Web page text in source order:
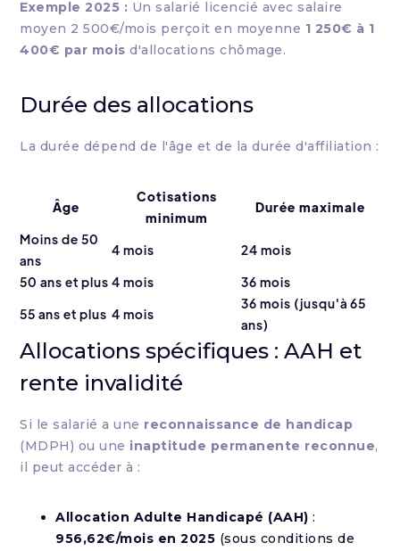
Exemple 2025 : Un salarié licencié avec salaire
moyen 2 500€/mois perçoit en moyenne 1 250€ à 1
400€ par mois d'allocations chômage.
Durée des allocations
La durée dépend de l'âge et de la durée d'affiliation :
Âge
Cotisations
minimum
Durée maximale
Moins de 50
ans
4 mois
24 mois
50 ans et plus 4 mois
36 mois
55 ans et plus 4 mois
36 mois (jusqu'à 65
ans)
Allocations spécifiques : AAH et
rente invalidité
Si le salarié a une reconnaissance de handicap
(MDPH) ou une inaptitude permanente reconnue,
il peut accéder à :
Allocation Adulte Handicapé (AAH) :
956,62€/mois en 2025 (sous conditions de